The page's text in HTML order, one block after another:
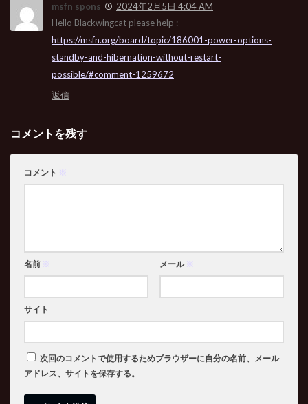
msfn spons
2024年2月5日 4:04 AM
Hello Blackwingcat please help :
https://msfn.org/board/topic/186001-power-options-
standby-and-hibernation-without-restart-
possible/#comment-1259672
返信
コメントを残す
コメント ※
名前 ※ メール ※
サイト
次回のコメントで使用するためブラウザーに自分の名前、メール
アドレス、サイトを保存する。